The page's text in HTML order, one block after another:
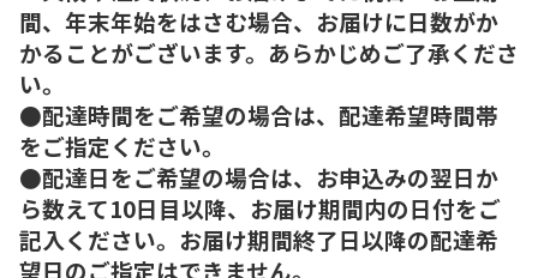
間、年末年始をはさむ場合、お届けに日数がか
かることがございます。あらかじめご了承くださ
い。
●配達時間をご希望の場合は、配達希望時間帯
をご指定ください。
●配達日をご希望の場合は、お申込みの翌日か
ら数えて10日目以降、お届け期間内の日付をご
記入ください。お届け期間終了日以降の配達希
望日のご指定はできません。